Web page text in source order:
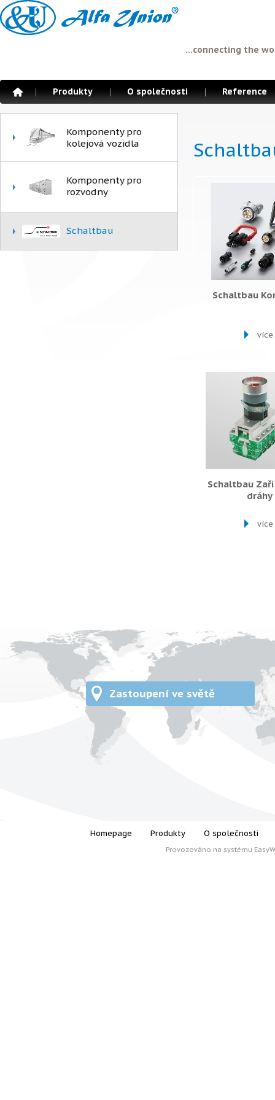
Produkty O společnosti Reference
...connecting the
Komponenty pro
kolejová vozidla
Komponenty pro
rozvodny
Schaltbau
Schaltbau
více
Schaltbau
dráhy
více
Zastoupení ve světě
Homepage Produkty O společnosti
Provozováno na systému